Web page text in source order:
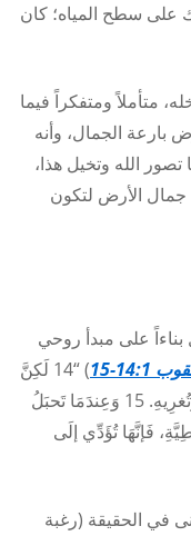
على سطح المياه؛ كان
متأملاً ومتفكراً فيما
الجمال، وأنه
الله وتخيل هذا،
جمال الأرض لتكون
على مبدأ روحي
14:1-15
) “14 لَكِنَّ
الإنسَانَ يُجَرَّبُ بِسَبَبِ شَهوَتِهِ الَّتِي تَجذِبُهُ وَتُغرِيهِ. 15 وَعِندَمَا تَحبَلُ
فَإنَّهَا تُؤَدِّي إلَى
في الحقيقة (رغبة